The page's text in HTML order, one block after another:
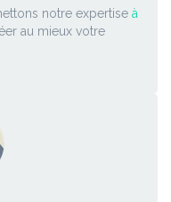
notre expertise à
au mieux votre